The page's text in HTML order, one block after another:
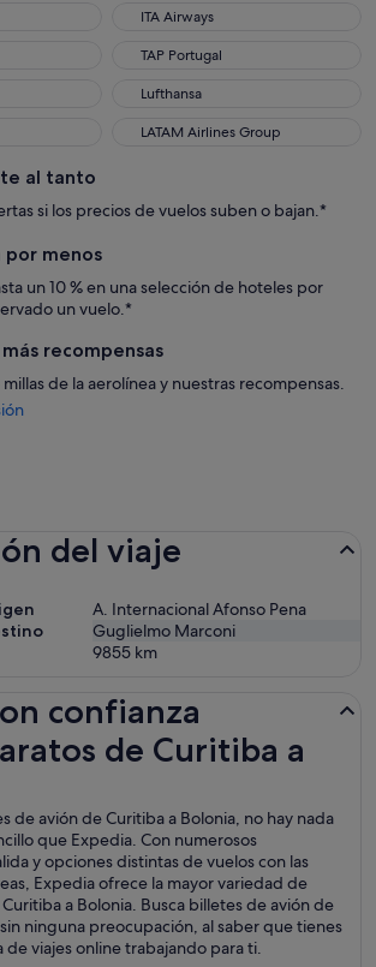
ITA Airways
ITA Airways
TAP Portugal
TAP Portugal
Lufthansa
Lufthansa
LATAM Airlines Group
LATAM Airlines Group
al tanto
si los precios de vuelos suben o bajan.*
por menos
un 10 % en una selección de hoteles por
un vuelo.*
recompensas
de la aerolínea y nuestras recompensas.
del viaje
A. Internacional Afonso Pena
Guglielmo Marconi
9855 km
confianza
de Curitiba a
de avión de Curitiba a Bolonia, no hay nada
que Expedia. Con numerosos
y opciones distintas de vuelos con las
Expedia ofrece la mayor variedad de
a Bolonia. Busca billetes de avión de
ninguna preocupación, al saber que tienes
de viajes online trabajando para ti.
Curitiba a Bolonia